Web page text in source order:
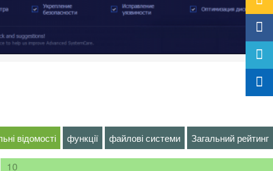
відомості функції файлові системи Загальний рейтинг
10